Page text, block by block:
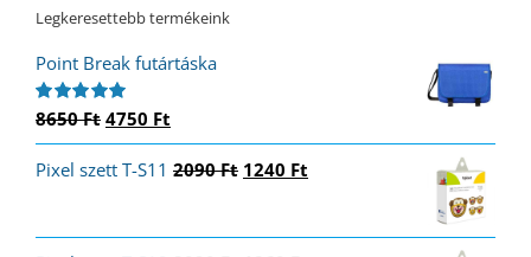
Legkeresettebb termékeink
Point Break futártáska
Értékelés:
8650Ft Original
price
was:
4750 Ft
price
is:
Pixel szett T-S11 2090Ft Original
1240 Ft